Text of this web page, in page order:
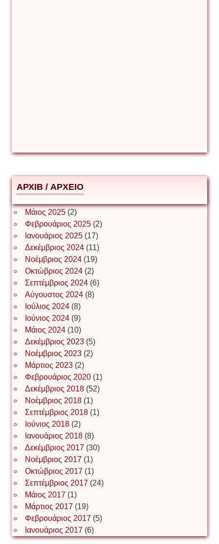
Δημήτριος Ζακοντινός
ΕΥΑΓΓΕΛΟΣ ΜΩΚΟΣ
Ιωάννης Σ. Παπαφλωράτος
ΝΙΚΟΣ ΓΑΤΟΣ
Νίκος Λυγερός
Іван Буртик
Іван Наконечний
Інга Короткевич
Ірина Ключковська
Ірина Наконечна
АРХІВ / ΑΡΧΕΙΟ
Μάιος 2025(2)
Φεβρουάριος 2025(2)
Ιανουάριος 2025(17)
Δεκέμβριος 2024(11)
Νοέμβριος 2024(19)
Οκτώβριος 2024(2)
Σεπτέμβριος 2024(6)
Αύγουστος 2024(8)
Ιούλιος 2024(8)
Ιούνιος 2024(9)
Μάιος 2024(10)
Δεκέμβριος 2023(5)
Νοέμβριος 2023(2)
Μάρτιος 2023(2)
Φεβρουάριος 2020(1)
Δεκέμβριος 2018(52)
Νοέμβριος 2018(1)
Σεπτέμβριος 2018(1)
Ιούνιος 2018(2)
Ιανουάριος 2018(8)
Δεκέμβριος 2017 (30)
Νοέμβριος 2017 (1)
Οκτώβριος 2017 (1)
Σεπτέμβριος 2017 (24)
Μάιος 2017 (1)
Μάρτιος 2017 (19)
Φεβρουάριος 2017 (5)
Ιανουάριος 2017 (6)